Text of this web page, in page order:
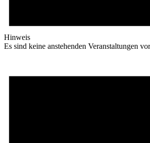
Hinweis
Es sind keine anstehenden Veranstaltungen